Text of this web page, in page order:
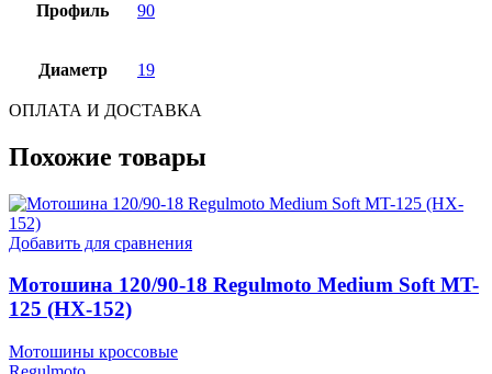
Профиль 90
Диаметр 19
ОПЛАТА И ДОСТАВКА
Похожие товары
Добавить для сравнения
Мотошина 120/90-18 Regulmoto Medium Soft MT-
125 (HX-152)
Мотошины кроссовые